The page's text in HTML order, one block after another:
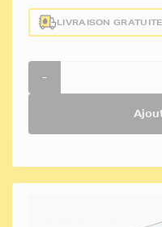
LIVRAISON GRATUITE
-